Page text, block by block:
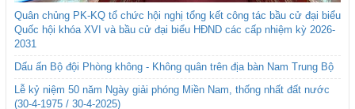
Quân chủng PK-KQ tổ chức hội nghị tổng kết công tác bầu cử đại biểu
Quốc hội khóa XVI và bầu cử đại biểu HĐND các cấp nhiệm kỳ 2026-
2031
Dấu ấn Bộ đội Phòng không - Không quân trên địa bàn Nam Trung Bộ
Lễ kỷ niệm 50 năm Ngày giải phóng Miền Nam, thống nhất đất nước
(30-4-1975 / 30-4-2025)